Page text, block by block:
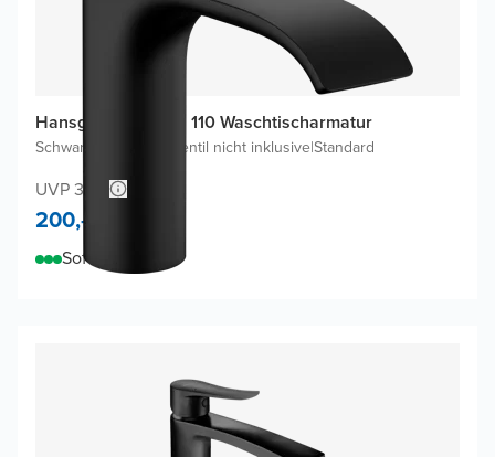
Hansgrohe Vivenis 110 Waschtischarmatur
Schwarz Matt Ablaufventil nicht inklusive|Standard
UVP 314,-
200,-
Sofort lieferbar